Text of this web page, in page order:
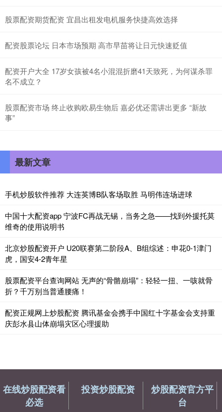
股票配资期货配资 宜昌出租发电机服务快捷高效选择
配资股票论坛 日本市场预期 高市早苗将让日元快速贬值
配资开户大全 17岁女孩被4名小混混折磨41天致死，为何谋杀罪
名不成立？
股票配资市场 终止收购欧易生物后 嘉必优还需讲出更多 “新故
事”
最新文章
手机炒股软件推荐 大连英博B队客场取胜 马明伟连场进球
中国十大配资app 宁波FC再战无锡，当务之急——找到外援托莫
维奇的使用说明书
北京炒股配资开户 U20联赛第二阶段A、B组综述：申花0-1津门
虎，国安4-2青年星
股票配资平台查询网站 无声的“骨骼崩塌”：轻轻一扭、一咳就骨
折？千万别当普通腰痛！
配资正规网上炒股配资 腾讯基金会携手中国红十字基金会支持重
庆彭水县山体崩塌灾区心理援助
在线炒股配资看
必选
投资炒股配资
炒股配资官方平
台